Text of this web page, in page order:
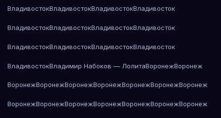
ВладивостокВладивостокВладивостокВладивосток
ВладивостокВладивостокВладивостокВладивосток
ВладивостокВладивостокВладивостокВладивосток
ВладивостокВладимир Набоков — ЛолитаВоронежВоронеж
ВоронежВоронежВоронежВоронежВоронежВоронежВоронеж
ВоронежВоронежВоронежВоронежВоронежВоронежВоронеж